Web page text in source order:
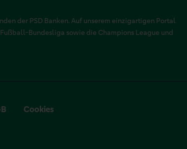
der PSD Banken. Auf unserem einzigartigen Portal
Bundesliga sowie die Champions League und
Cookies